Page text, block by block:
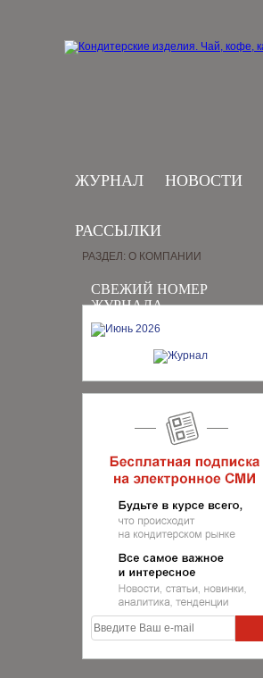
ЖУРНАЛ НОВОСТИ
РАССЫЛКИ
СВЕЖИЙ НОМЕР
ЖУРНАЛА
РАЗДЕЛ: О КОМПАНИИ